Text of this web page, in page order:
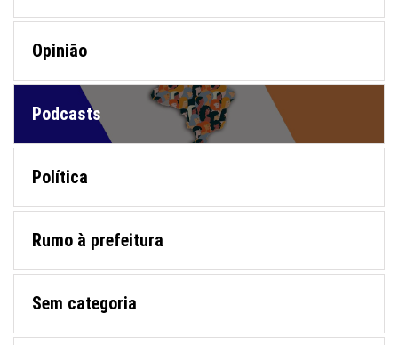
Opinião
Podcasts
Política
Rumo à prefeitura
Sem categoria